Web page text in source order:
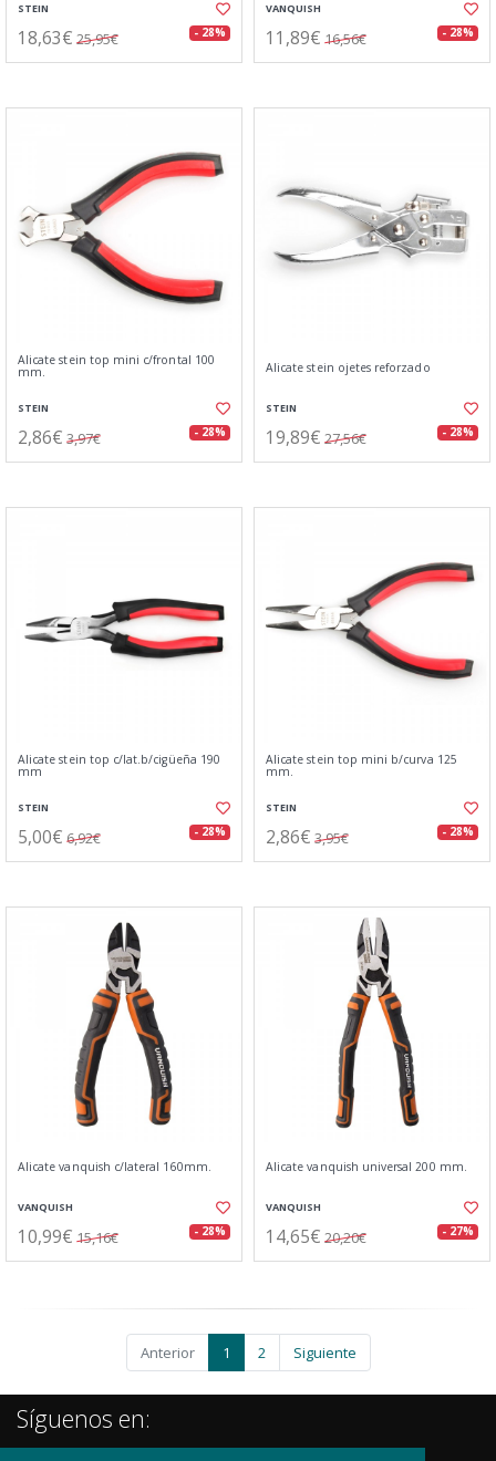
STEIN
18,63€ 25,95€ - 28%
VANQUISH
11,89€ 16,56€ - 28%
Alicate stein top mini c/frontal 100
mm.
STEIN
2,86€ 3,97€ - 28%
Alicate stein ojetes reforzado
STEIN
19,89€ 27,56€ - 28%
Alicate stein top c/lat.b/cigüeña 190
mm
STEIN
5,00€ 6,92€ - 28%
Alicate stein top mini b/curva 125
mm.
STEIN
2,86€ 3,95€ - 28%
Alicate vanquish c/lateral 160mm.
VANQUISH
10,99€ 15,16€ - 28%
Alicate vanquish universal 200 mm.
VANQUISH
14,65€ 20,20€ - 27%
Anterior 1 2 Siguiente
Síguenos en: